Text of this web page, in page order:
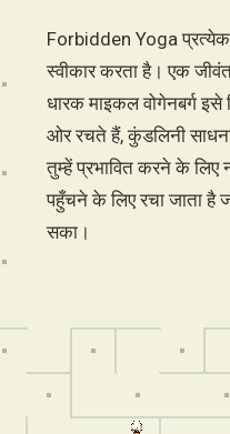
Forbidden Yoga प्रत्येक
स्वीकार करता है। एक जीवंत
धारक माइकल वोगेनबर्ग इसे
ओर रचते हैं, कुंडलिनी
तुम्हें प्रभावित करने के लिए
पहुँचने के लिए रचा जाता है
सका।